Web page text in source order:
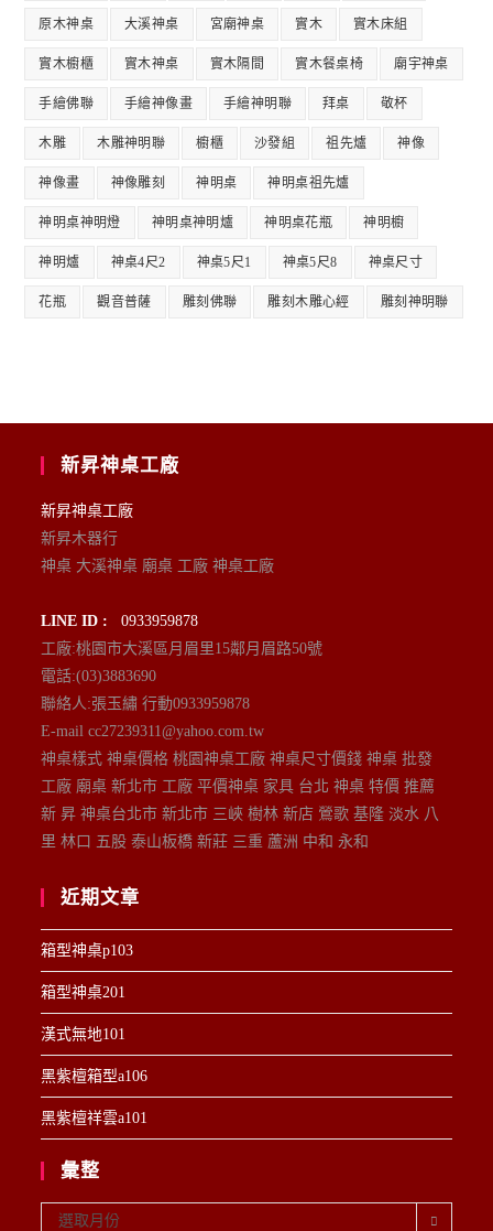
原木神桌 大溪神桌 宮廟神桌 實木 實木床組
實木櫥櫃 實木神桌 實木隔間 實木餐桌椅 廟宇神桌
手繪佛聯 手繪神像畫 手繪神明聯 拜桌 敬杯
木雕 木雕神明聯 櫥櫃 沙發組 祖先爐 神像
神像畫 神像雕刻 神明桌 神明桌祖先爐
神明桌神明燈 神明桌神明爐 神明桌花瓶 神明櫥
神明爐 神桌4尺2 神桌5尺1 神桌5尺8 神桌尺寸
花瓶 觀音普薩 雕刻佛聯 雕刻木雕心經 雕刻神明聯
新昇神桌工廠
新昇神桌工廠
新昇木器行
神桌 大溪神桌 廟桌 工廠 神桌工廠
LINE ID :
0933959878
工廠:桃園市大溪區月眉里15鄰月眉路50號
電話:(03)3883690
聯絡人:張玉繡 行動0933959878
E-mail cc27239311@yahoo.com.tw
神桌樣式 神桌價格 桃園神桌工廠 神桌尺寸價錢 神桌 批發
工廠 廟桌 新北市 工廠 平價神桌 家具 台北 神桌 特價 推薦
新 昇 神桌台北市 新北市 三峽 樹林 新店 鶯歌 基隆 淡水 八
里 林口 五股 泰山板橋 新莊 三重 蘆洲 中和 永和
近期文章
箱型神桌p103
箱型神桌201
漢式無地101
黑紫檀箱型a106
黑紫檀祥雲a101
彙整
選取月份